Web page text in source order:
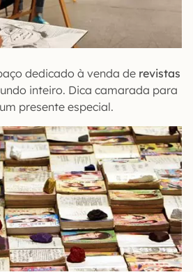
dedicado à venda de revistas
inteiro. Dica camarada para
presente especial.